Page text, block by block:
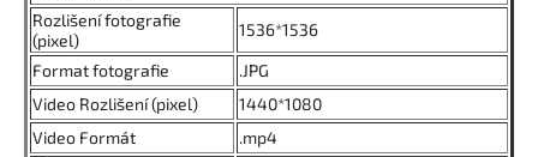
Rozlišení fotografie
(pixel)
1536*1536
Format fotografie
.JPG
Video Rozlišení (pixel)
1440*1080
Video Formát
.mp4